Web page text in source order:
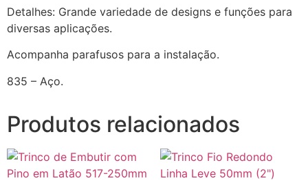
Detalhes: Grande variedade de designs e funções para
diversas aplicações.
Acompanha parafusos para a instalação.
835 – Aço.
Produtos relacionados